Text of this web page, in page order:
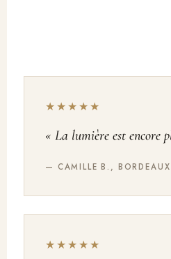
★★★★★
« La lumière est encore
— CAMILLE B., BORDEAUX
★★★★★